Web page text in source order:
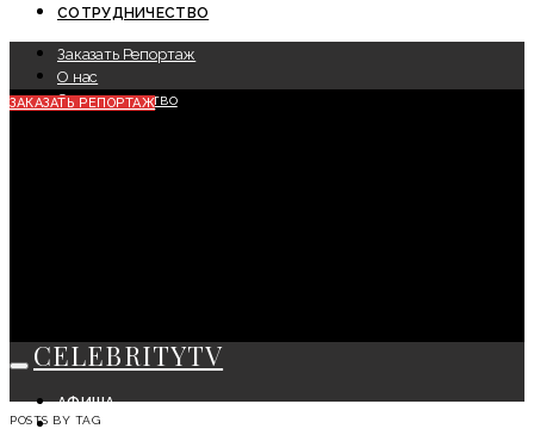
СОТРУДНИЧЕСТВО
Заказать Репортаж
О нас
Сотрудничество
ЗАКАЗАТЬ РЕПОРТАЖ
CELEBRITYTV
АФИША
СОБЫТИЯ
POSTS BY TAG